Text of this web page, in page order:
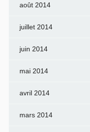
août 2014
juillet 2014
juin 2014
mai 2014
avril 2014
mars 2014